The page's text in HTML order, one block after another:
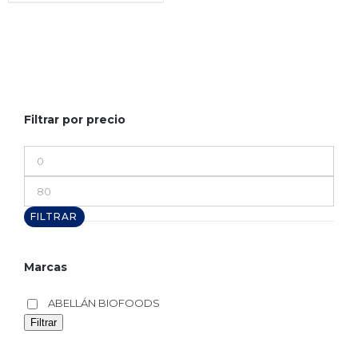
Filtrar por precio
mínimo
máximo
FILTRAR
Marcas
ABELLÁN BIOFOODS
Filtrar